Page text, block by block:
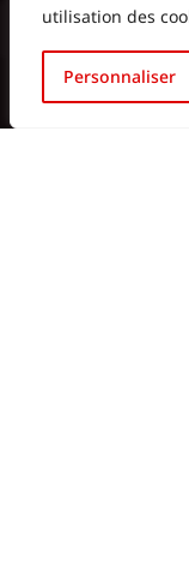
utilisation des
Personnaliser